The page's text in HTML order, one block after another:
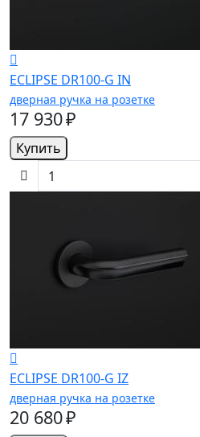
ECLIPSE DR100-G IN
дверная ручка на розетке
17 930 ₽
Купить
ECLIPSE DR100-G IZ
дверная ручка на розетке
20 680 ₽